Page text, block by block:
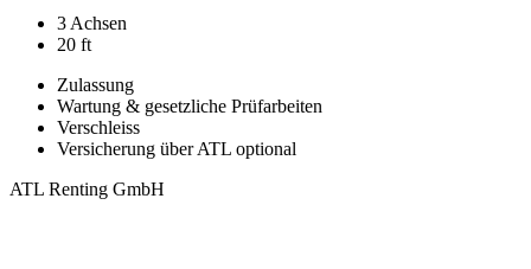
3 Achsen
20 ft
Zulassung
Wartung & gesetzliche Prüfarbeiten
Verschleiss
Versicherung über ATL optional
ATL Renting GmbH